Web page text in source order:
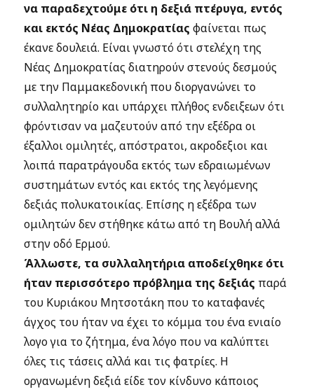
να παραδεχτούμε ότι η δεξιά πτέρυγα, εντός
και εκτός Νέας Δημοκρατίας φαίνεται πως
έκανε δουλειά. Είναι γνωστό ότι στελέχη της
Νέας Δημοκρατίας διατηρούν στενούς δεσμούς
με την Παμμακεδονική που διοργανώνει το
συλλαλητηρίο και υπάρχει πλήθος ενδειξεων ότι
φρόντισαν να μαζευτούν από την εξέδρα οι
έξαλλοι ομιλητές, απόστρατοι, ακροδεξιοι και
λοιπά παρατράγουδα εκτός των εδραιωμένων
συστημάτων εντός και εκτός της λεγόμενης
δεξιάς πολυκατοικίας. Επίσης η εξέδρα των
ομιλητών δεν στήθηκε κάτω από τη Βουλή αλλά
στην οδό Ερμού.
Άλλωστε, τα συλλαλητήρια αποδείχθηκε ότι
ήταν περισσότερο πρόβλημα της δεξιάς παρά
του Κυριάκου Μητσοτάκη που το καταφανές
άγχος του ήταν να έχει το κόμμα του ένα ενιαίο
λογο για το ζήτημα, ένα λόγο που να καλύπτει
όλες τις τάσεις αλλά και τις φατρίες. Η
οργανωμένη δεξιά είδε τον κίνδυνο κάποιος